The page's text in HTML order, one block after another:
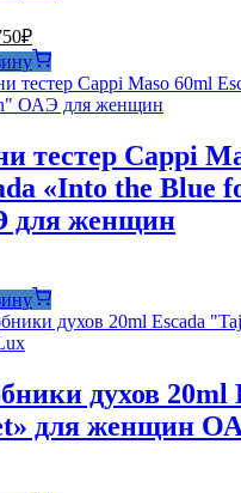
₽Текущая
цена:
750₽.
тестер Cappi
«Into the Blue
для женщин
духов 20ml
для женщин